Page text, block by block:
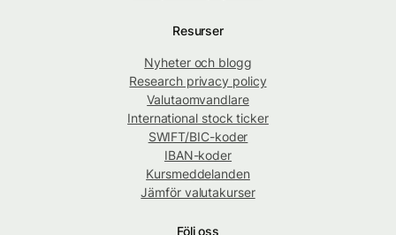
Resurser
Nyheter och blogg
Research privacy policy
Valutaomvandlare
International stock ticker
SWIFT/BIC-koder
IBAN-koder
Kursmeddelanden
Jämför valutakurser
Följ oss